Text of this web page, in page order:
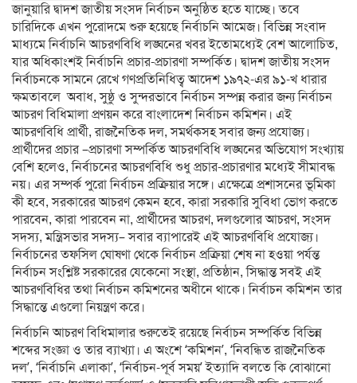
জানুয়ারি দ্বাদশ জাতীয় সংসদ নির্বাচন অনুষ্ঠিত হতে যাচ্ছে। তবে
চারিদিকে এখন পুরোদমে শুরু হয়েছে নির্বাচনি আমেজ। বিভিন্ন সংবাদ
মাধ্যমে নির্বাচনি আচরণবিধিলঙ্ঘনেরখবর ইতোমধ্যেই বেশ আলোচিত,
যার অধিকাংশই নির্বাচনি প্রচার-প্রচারণা সম্পর্কিত।দ্বাদশ জাতীয় সংসদ
নির্বাচনকে সামনে রেখে গণপ্রতিনিধিত্ব আদেশ ১৯৭২-এর ৯১-খ ধারার
ক্ষমতাবলে অবাধ, সুষ্ঠু ও সুন্দরভাবে নির্বাচন সম্পন্ন করার জন্য নির্বাচন
আচরণ বিধিমালা প্রণয়ন করে বাংলাদেশ নির্বাচন কমিশন। এই
আচরণবিধি প্রার্থী, রাজনৈতিক দল, সমর্থকসহ সবার জন্য প্রযোজ্য।
প্রার্থীদের প্রচার –প্রচারণা সম্পর্কিতআচরণবিধিলঙ্ঘনের অভিযোগ সংখ্যায়
বেশি হলেও, নির্বাচনের আচরণবিধি শুধু প্রচার-প্রচারণার মধ্যেই সীমাবদ্ধ
নয়। এর সম্পর্ক পুরো নির্বাচন প্রক্রিয়ার সঙ্গে। এক্ষেত্রে প্রশাসনের ভূমিকা
কী হবে, সরকারের আচরণ কেমন হবে, কারা সরকারি সুবিধা ভোগ করতে
পারবেন, কারা পারবেন না, প্রার্থীদের আচরণ, দলগুলোর আচরণ, সংসদ
সদস্য, মন্ত্রিসভার সদস্য– সবার ব্যাপারেই এই আচরণবিধি প্রযোজ্য।
নির্বাচনের তফসিল ঘোষণা থেকে নির্বাচন প্রক্রিয়া শেষ না হওয়া পর্যন্ত
নির্বাচন সংশ্লিষ্ট সরকারের যেকেনো সংস্থা, প্রতিষ্ঠান, সিদ্ধান্ত সবই এই
আচরণবিধির তথা নির্বাচন কমিশনের অধীনে থাকে। নির্বাচন কমিশন তার
সিদ্ধান্তে এগুলো নিয়ন্ত্রণ করে।
নির্বাচনি আচরণ বিধিমালার শুরুতেই রয়েছে নির্বাচন সম্পর্কিত বিভিন্ন
শব্দের সংজ্ঞা ও তার ব্যাখ্যা। এ অংশে ‘কমিশন’, ‘নিবন্ধিত রাজনৈতিক
দল’, ‘নির্বাচনি এলাকা’, ‘নির্বাচন-পূর্ব সময়’ ইত্যাদি বলতে কি বোঝানো